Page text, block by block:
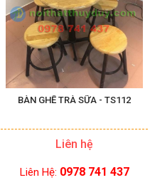
BÀN GHẾ TRÀ SỮA - TS112
Liên hệ
Liên Hệ: 0978 741 437